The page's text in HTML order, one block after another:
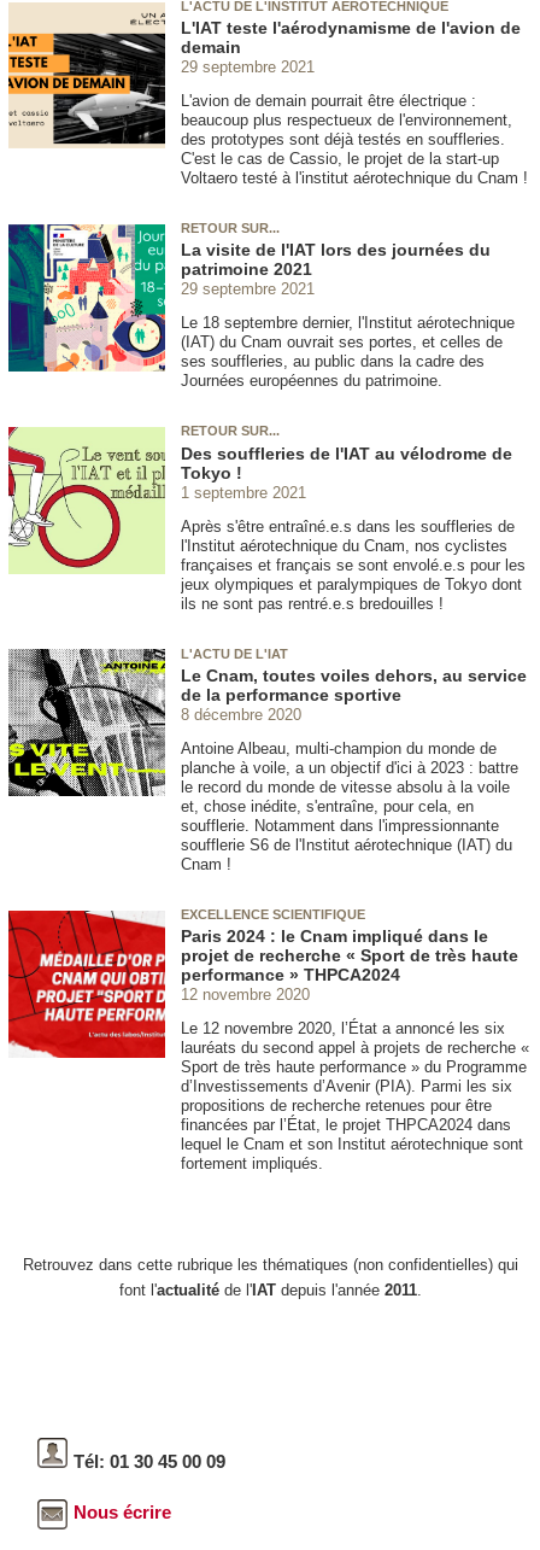
L'ACTU DE L'INSTITUT AÉROTECHNIQUE
L'IAT teste l'aérodynamisme de l'avion de
demain
29 septembre 2021
L'avion de demain pourrait être électrique :
beaucoup plus respectueux de l'environnement,
des prototypes sont déjà testés en souffleries.
C'est le cas de Cassio, le projet de la start-up
Voltaero testé à l'institut aérotechnique du Cnam !
RETOUR SUR...
La visite de l'IAT lors des journées du
patrimoine 2021
29 septembre 2021
Le 18 septembre dernier, l'Institut aérotechnique
(IAT) du Cnam ouvrait ses portes, et celles de
ses souffleries, au public dans la cadre des
Journées européennes du patrimoine.
RETOUR SUR...
Des souffleries de l'IAT au vélodrome de
Tokyo !
1 septembre 2021
Après s'être entraîné.e.s dans les souffleries de
l'Institut aérotechnique du Cnam, nos cyclistes
françaises et français se sont envolé.e.s pour les
jeux olympiques et paralympiques de Tokyo dont
ils ne sont pas rentré.e.s bredouilles !
L'ACTU DE L'IAT
Le Cnam, toutes voiles dehors, au service
de la performance sportive
8 décembre 2020
Antoine Albeau, multi-champion du monde de
planche à voile, a un objectif d'ici à 2023 : battre
le record du monde de vitesse absolu à la voile
et, chose inédite, s'entraîne, pour cela, en
soufflerie. Notamment dans l'impressionnante
soufflerie S6 de l'Institut aérotechnique (IAT) du
Cnam !
EXCELLENCE SCIENTIFIQUE
Paris 2024 : le Cnam impliqué dans le
projet de recherche « Sport de très haute
performance » THPCA2024
12 novembre 2020
Le 12 novembre 2020, l’État a annoncé les six
lauréats du second appel à projets de recherche «
Sport de très haute performance » du Programme
d’Investissements d’Avenir (PIA). Parmi les six
propositions de recherche retenues pour être
financées par l’État, le projet THPCA2024 dans
lequel le Cnam et son Institut aérotechnique sont
fortement impliqués.
Retrouvez dans cette rubrique les thématiques (non confidentielles) qui
font l'actualitéde l'IATdepuis l'année 2011.
Tél: 01 30 45 00 09
Nous écrire